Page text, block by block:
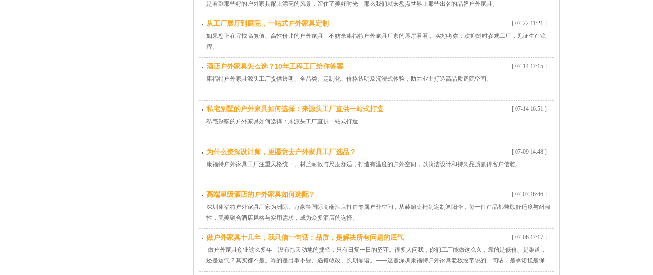
是看到那些好的户外家具配上漂亮的风景，留住了美好时光，那么我们就来盘点世界上那些出名的品牌户外家具。
[ 07-22 11:21 ]
从工厂展厅到庭院，一站式户外家具定制
如果您正在寻找高颜值、高性价比的户外家具，不妨来康福特户外家具厂家的展厅看看， 实地考察：欢迎随时参观工厂，见证生产流
程。
[ 07-14 17:15 ]
酒店户外家具怎么选？10年工程工厂给你答案
康福特户外家具源头工厂提供透明、全品类、定制化、价格透明及沉浸式体验，助力业主打造高品质庭院空间。
[ 07-14 16:51 ]
私宅别墅的户外家具如何选择：来源头工厂直供一站式打造
私宅别墅的户外家具如何选择：来源头工厂直供一站式打造
[ 07-09 14:48 ]
为什么资深设计师，更愿意去户外家具工厂选品？
康福特户外家具工厂注重风格统一、材质耐候与尺度舒适，打造有温度的户外空间，以简洁设计和持久品质赢得客户信赖。
[ 07-07 16:46 ]
高端星级酒店的户外家具如何选配？
深圳康福特户外家具厂家为洲际、万豪等国际高端酒店打造专属户外空间，从藤编桌椅到定制遮阳伞，每一件产品都兼顾舒适度与耐候
性，完美融合酒店风格与实用需求，成为众多酒店的选择。
[ 07-06 17:17 ]
做户外家具十几年，我只信一句话：品质，是解决所有问题的底气
做户外家具创业这么多年，没有惊天动地的捷径，只有日复一日的坚守。很多人问我，你们工厂能做这么久，靠的是低价、是渠道，
还是运气？其实都不是。靠的是出事不躲、遇错敢改、长期靠谱。——这是深圳康福特户外家具老板经常说的一句话，是承诺也是保
障。 户外家具工厂 据工厂老板回忆；早几年做出口订单，工厂经历过一次印象极深的意外。一批即将交付的户外家具，细节出现瑕